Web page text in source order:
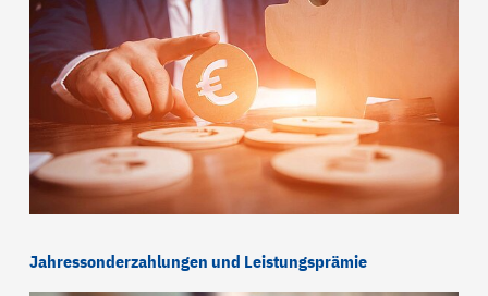
Jahressonderzahlungen und Leistungsprämie